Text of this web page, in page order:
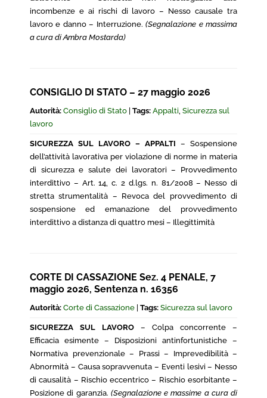
incombenze e ai rischi di lavoro – Nesso causale tra
lavoro e danno – Interruzione.(Segnalazione e massima
a cura di Ambra Mostarda)
CONSIGLIO DI STATO – 27 maggio 2026
Autorità: Consiglio di Stato Tags: Appalti, Sicurezza sul
lavoro
SICUREZZA SUL LAVORO – APPALTI – Sospensione
dell’attività lavorativa per violazione di norme in materia
di sicurezza e salute dei lavoratori – Provvedimento
interdittivo – Art. 14, c. 2 d.lgs. n. 81/2008 – Nesso di
stretta strumentalità – Revoca del provvedimento di
sospensione ed emanazione del provvedimento
interdittivo a distanza di quattro mesi – Illegittimità
CORTE DI CASSAZIONE Sez. 4 PENALE, 7
maggio 2026, Sentenza n. 16356
Autorità: Corte di Cassazione Tags: Sicurezza sul lavoro
SICUREZZA SUL LAVORO – Colpa concorrente –
Efficacia esimente – Disposizioni antinfortunistiche –
Normativa prevenzionale – Prassi – Imprevedibilità –
Abnormità – Causa sopravvenuta – Eventi lesivi – Nesso
di causalità – Rischio eccentrico – Rischio esorbitante –
Posizione di garanzia. (Segnalazione e massime a cura di